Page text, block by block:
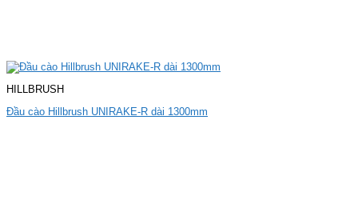
HILLBRUSH
Đầu cào Hillbrush UNIRAKE-R dài 1300mm